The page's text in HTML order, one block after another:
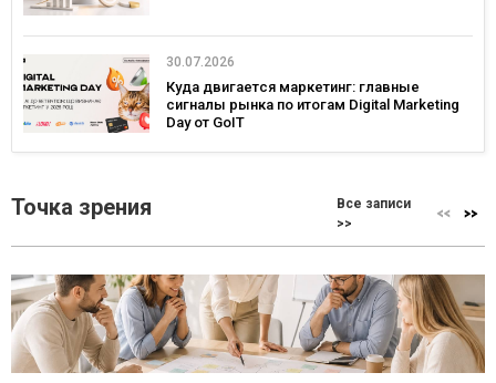
30.07.2026
Куда двигается маркетинг: главные
сигналы рынка по итогам Digital Marketing
Day от GoIT
Точка зрения
Все записи
>>